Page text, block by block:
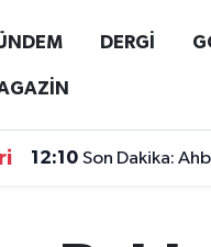
DERGİ
12:10 Son Dakika: